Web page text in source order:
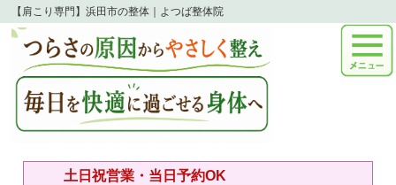
【肩こり専門】浜田市の整体｜よつば整体院
土日祝営業・当日予約OK